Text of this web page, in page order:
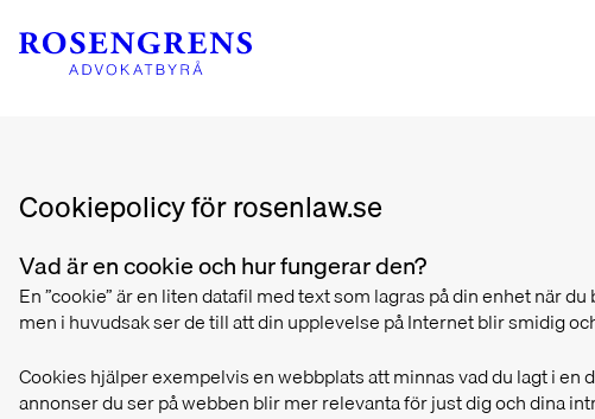
Cookiepolicy för rosenlaw.se
Vad är en cookie och hur fungerar den?
En ”cookie” är en liten datafil med text som lagras på din enhet när
men i huvudsak ser de till att din upplevelse på Internet blir smidig
Cookies hjälper exempelvis en webbplats att minnas vad du lagt i
annonser du ser på webben blir mer relevanta för just dig och dina